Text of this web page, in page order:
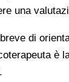
una
di
è